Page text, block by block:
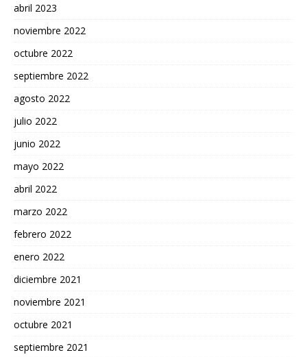
abril 2023
noviembre 2022
octubre 2022
septiembre 2022
agosto 2022
julio 2022
junio 2022
mayo 2022
abril 2022
marzo 2022
febrero 2022
enero 2022
diciembre 2021
noviembre 2021
octubre 2021
septiembre 2021